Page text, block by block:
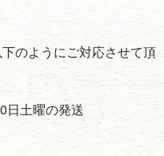
のようにご対応させて頂
日土曜の発送